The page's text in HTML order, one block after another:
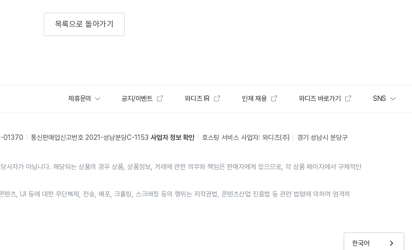
한국어
목록으로 돌아가기
제휴문의 공지/이벤트 와디즈 IR 인재 채용 와디즈 바로가기 SNS
01370 통신판매업신고번호 2021-성남분당C-1153 사업자 정보 확인 호스팅 서비스 사업자: 와디즈(주)
경기 성남시 분당구
사자가 아닙니다. 해당되는 상품의 경우 상품, 상품정보, 거래에 관한 의무와 책임은 판매자에게 있으므로, 각 상품 페이지에서 구체적인
츠, UI 등에 대한 무단복제, 전송, 배포, 크롤링, 스크래핑 등의 행위는 저작권법, 콘텐츠산업 진흥법 등 관련 법령에 의하여 엄격히